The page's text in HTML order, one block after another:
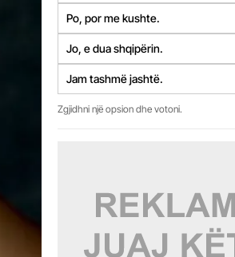
Po, por me kushte.
Jo, e dua shqipërin.
Jam tashmë jashtë.
Zgjidhni një opsion dhe votoni.